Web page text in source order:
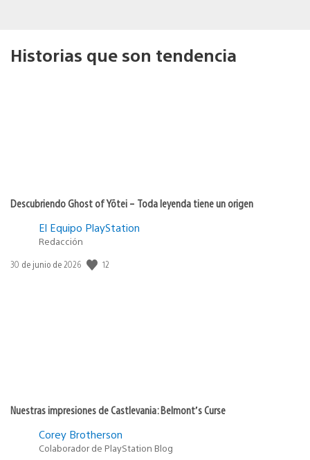
Historias que son tendencia
Descubriendo Ghost of Yōtei – Toda leyenda tiene un origen
El Equipo PlayStation
Redacción
Fecha
30 de junio de 2026 12
Nuestras impresiones de Castlevania: Belmont’s Curse
Corey Brotherson
Colaborador de PlayStation Blog